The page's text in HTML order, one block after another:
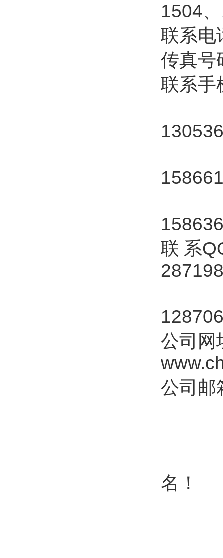
1504、
联系电
传真号
联系手
联 系
公司网
公司邮
名！